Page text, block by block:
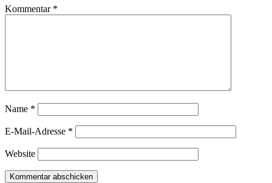
Kommentar *
Name *
E-Mail-Adresse *
Website